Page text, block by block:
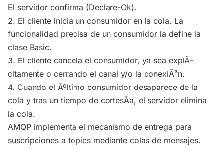
El servidor confirma (Declare-Ok).
2. El cliente inicia un consumidor en la cola. La
funcionalidad precisa de un consumidor la define la
clase Basic.
3. El cliente cancela el consumidor, ya sea explÃ­
citamente o cerrando el canal y/o la conexiÃ³n.
4. Cuando el Ãºltimo consumidor desaparece de la
cola y tras un tiempo de cortesÃ­a, el servidor elimina
la cola.
AMQP implementa el mecanismo de entrega para
suscripciones a topics mediante colas de mensajes.